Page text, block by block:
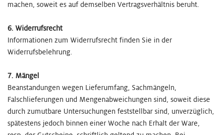
machen, soweit es auf demselben Vertragsverhältnis beruht.
6. Widerrufsrecht
Informationen zum Widerrufsrecht finden Sie in der
Widerrufsbelehrung.
7. Mängel
Beanstandungen wegen Lieferumfang, Sachmängeln,
Falschlieferungen und Mengenabweichungen sind, soweit diese
durch zumutbare Untersuchungen feststellbar sind, unverzüglich,
spätestens jedoch binnen einer Woche nach Erhalt der Ware,